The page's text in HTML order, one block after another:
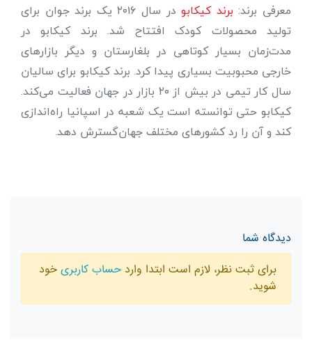
معرفی برند: برند کیکابو
در سال ۲۰۱۶ یک برند جوان برای
تولید محصولات کودک افتتاح شد. برند کیکابو در
مدت‌زمان بسیار کوتاهی در بلغارستان و دیگر بازارهای
خارجی محبوبیت بسیاری پیدا کرد. برند کیکابو برای سالیان
سال کار تیمی در بیش از ۲۰ بازار در جهان فعالیت می‌کند.
کیکابو حتی توانسته است یک شعبه در اسپانیا راه‌اندازی
کند و آن را رد کشورهای مختلف جهان‌گسترش دهد.
دیدگاه شما
برای ثبت نظر، لازم است ابتدا وارد حساب کاربری خود
شوید.